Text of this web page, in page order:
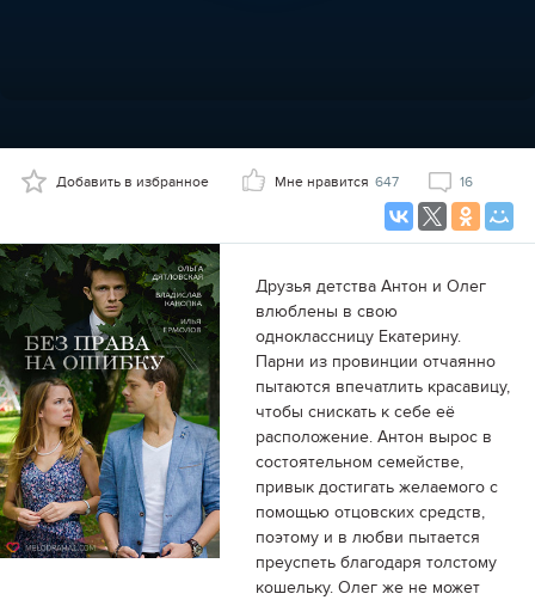
Добавить в избранное Мне нравится 647 16
Друзья детства Антон и Олег
влюблены в свою
одноклассницу Екатерину.
Парни из провинции отчаянно
пытаются впечатлить красавицу,
чтобы снискать к себе её
расположение. Антон вырос в
состоятельном семействе,
привык достигать желаемого с
помощью отцовских средств,
поэтому и в любви пытается
преуспеть благодаря толстому
кошельку. Олег же не может